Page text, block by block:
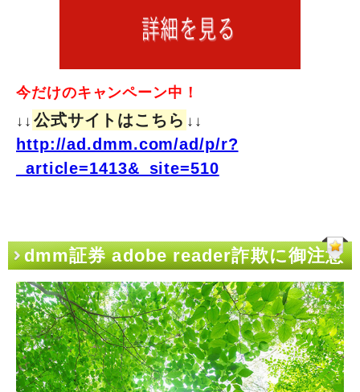
今だけのキャンペーン中！
↓↓ 公式サイトはこちら ↓↓
http://ad.dmm.com/ad/p/r?
_article=1413&_site=510
dmm証券 adobe reader詐欺に御注意